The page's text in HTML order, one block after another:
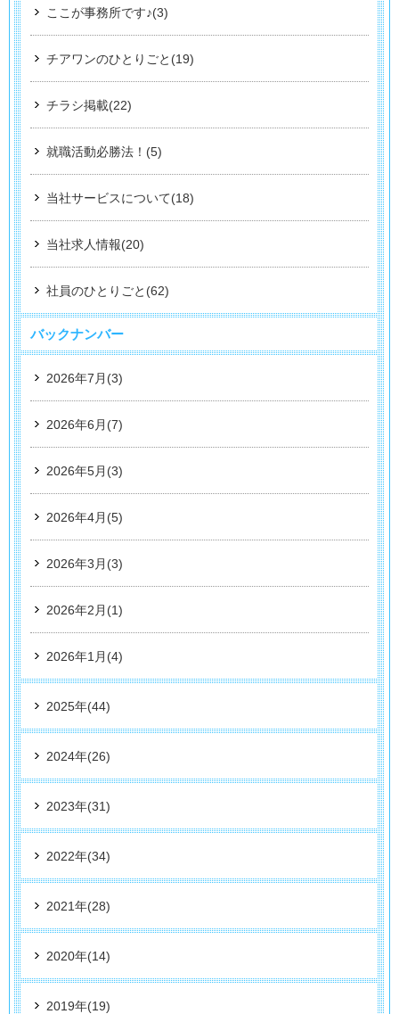
ここが事務所です♪(3)
チアワンのひとりごと(19)
チラシ掲載(22)
就職活動必勝法！(5)
当社サービスについて(18)
当社求人情報(20)
社員のひとりごと(62)
バックナンバー
2026年7月(3)
2026年6月(7)
2026年5月(3)
2026年4月(5)
2026年3月(3)
2026年2月(1)
2026年1月(4)
2025年(44)
2024年(26)
2023年(31)
2022年(34)
2021年(28)
2020年(14)
2019年(19)